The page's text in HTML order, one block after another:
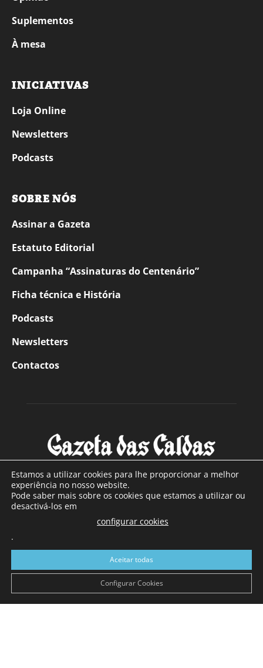
Suplementos
À mesa
INICIATIVAS
Loja Online
Newsletters
Podcasts
SOBRE NÓS
Assinar a Gazeta
Estatuto Editorial
Campanha “Assinaturas do Centenário”
Ficha técnica e História
Podcasts
Newsletters
Contactos
SOBRE NÓS
Com sede nas Caldas da Rainha e mais de 90 anos de
a sul de distrito de Leiria, com mais de 40.000 leitores por
toda a região Oeste. Jornal com distribuição em Portugal
Continental e assinatura online.
Estamos a utilizar cookies para lhe proporcionar a melhor
experiência no nosso website.
Pode saber mais sobre os cookies que estamos a utilizar ou
desactivá-los em
configurar cookies
.
Aceitar todas
Configurar Cookies